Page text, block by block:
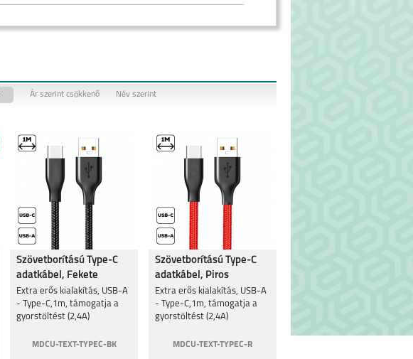
Ár szerint csökkenő Név szerint
Szövetborítású Type-C
adatkábel, Fekete
Extra erős kialakítás, USB-A
- Type-C,1m, támogatja a
gyorstöltést (2,4A)
MDCU-TEXT-TYPEC-BK
Szövetborítású Type-C
adatkábel, Piros
Extra erős kialakítás, USB-A
- Type-C,1m, támogatja a
gyorstöltést (2,4A)
MDCU-TEXT-TYPEC-R